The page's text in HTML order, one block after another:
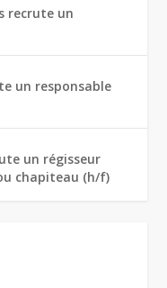
recrute un
un responsable
un régisseur
chapiteau (h/f)